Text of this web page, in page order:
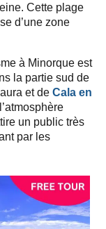
Cette plage
d’une zone
à Minorque est
la partie sud de
et de Cala en
un public très
par les